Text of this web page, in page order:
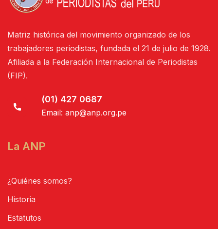
Matriz histórica del movimiento organizado de los
trabajadores periodistas, fundada el 21 de julio de 1928.
Afiliada a la Federación Internacional de Periodistas
(FIP).
(01) 427 0687
Email: anp@anp.org.pe
La ANP
¿Quiénes somos?
Historia
Estatutos